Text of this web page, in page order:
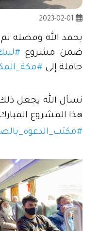
ضمن مشروع
حافلة إلى
هذا المشروع